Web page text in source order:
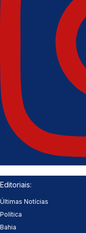
Editoriais:
Últimas Notícias
Política
Bahia